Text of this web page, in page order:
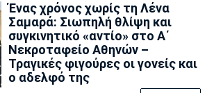
Ένας χρόνος χωρίς τη Λένα
Σαμαρά: Σιωπηλή θλίψη και
συγκινητικό «αντίο» στο Α΄
Νεκροταφείο Αθηνών –
Τραγικές φιγούρες οι γονείς και
ο αδελφό της